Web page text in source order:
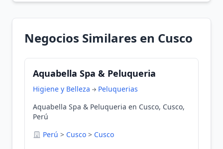
Negocios Similares en Cusco
Aquabella Spa & Peluqueria
Higiene y Belleza
Peluquerias
Aquabella Spa & Peluqueria en Cusco, Cusco,
Perú
Perú > Cusco > Cusco